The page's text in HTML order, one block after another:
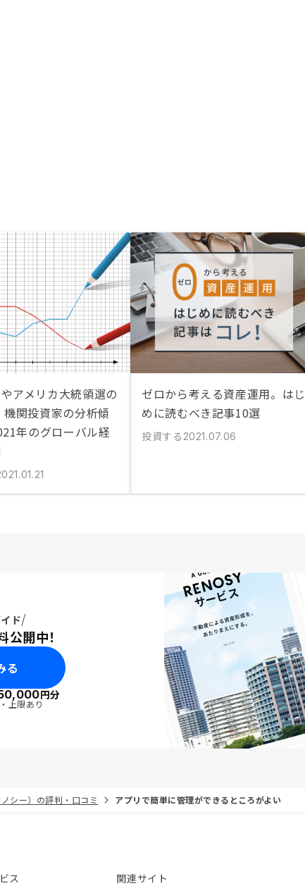
アメリカ大統領選の
機関投資家の分析傾
年のグローバル経
ゼロから考える資産運用。はじ
めに読むべき記事10選
投資する 2021.07.06
ド
開中！
る
円分
上限あり
シー）の評判・口コミ アプリで簡単に管理ができるところがよい
ス
関連サイト